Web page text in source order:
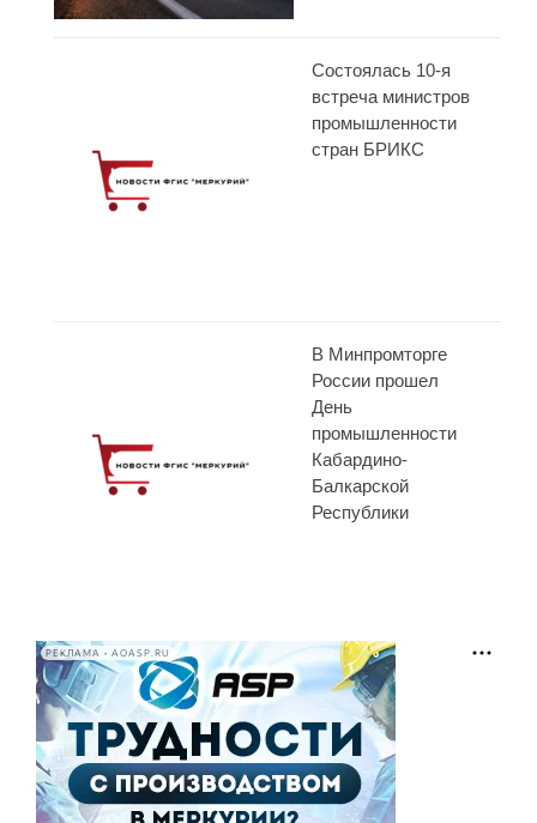
Состоялась 10-я
встреча министров
промышленности
стран БРИКС
В Минпромторге
России прошел
День
промышленности
Кабардино-
Балкарской
Республики
РЕКЛАМА • AOASP.RU